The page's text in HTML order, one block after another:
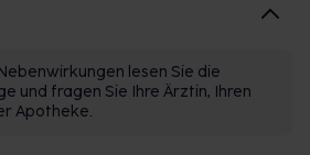
lesen Sie die
und fragen Sie Ihre Ärztin, Ihren
Apotheke.